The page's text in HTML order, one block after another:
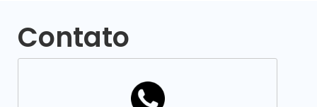
Contato